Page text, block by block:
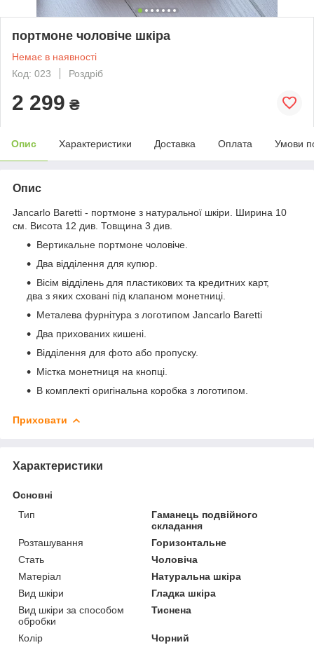
портмоне чоловіче шкіра
Немає в наявності
Код: 023
Роздріб
2 299 ₴
Опис Характеристики Доставка Оплата Умови
Опис
Jancarlo Baretti - портмоне з натуральної шкіри. Ширина 10
см. Висота 12 див. Товщина 3 див.
Вертикальне портмоне чоловіче.
Два відділення для купюр.
Вісім відділень для пластикових та кредитних карт,
два з яких сховані під клапаном монетниці.
Металева фурнітура з логотипом Jancarlo Baretti
Два прихованих кишені.
Відділення для фото або пропуску.
Містка монетниця на кнопці.
В комплекті оригінальна коробка з логотипом.
Приховати
Характеристики
Основні
Тип
Гаманець подвійного
складання
Розташування
Горизонтальне
Стать
Чоловіча
Матеріал
Натуральна шкіра
Вид шкіри
Гладка шкіра
Вид шкіри за способом
обробки
Тиснена
Колір
Чорний